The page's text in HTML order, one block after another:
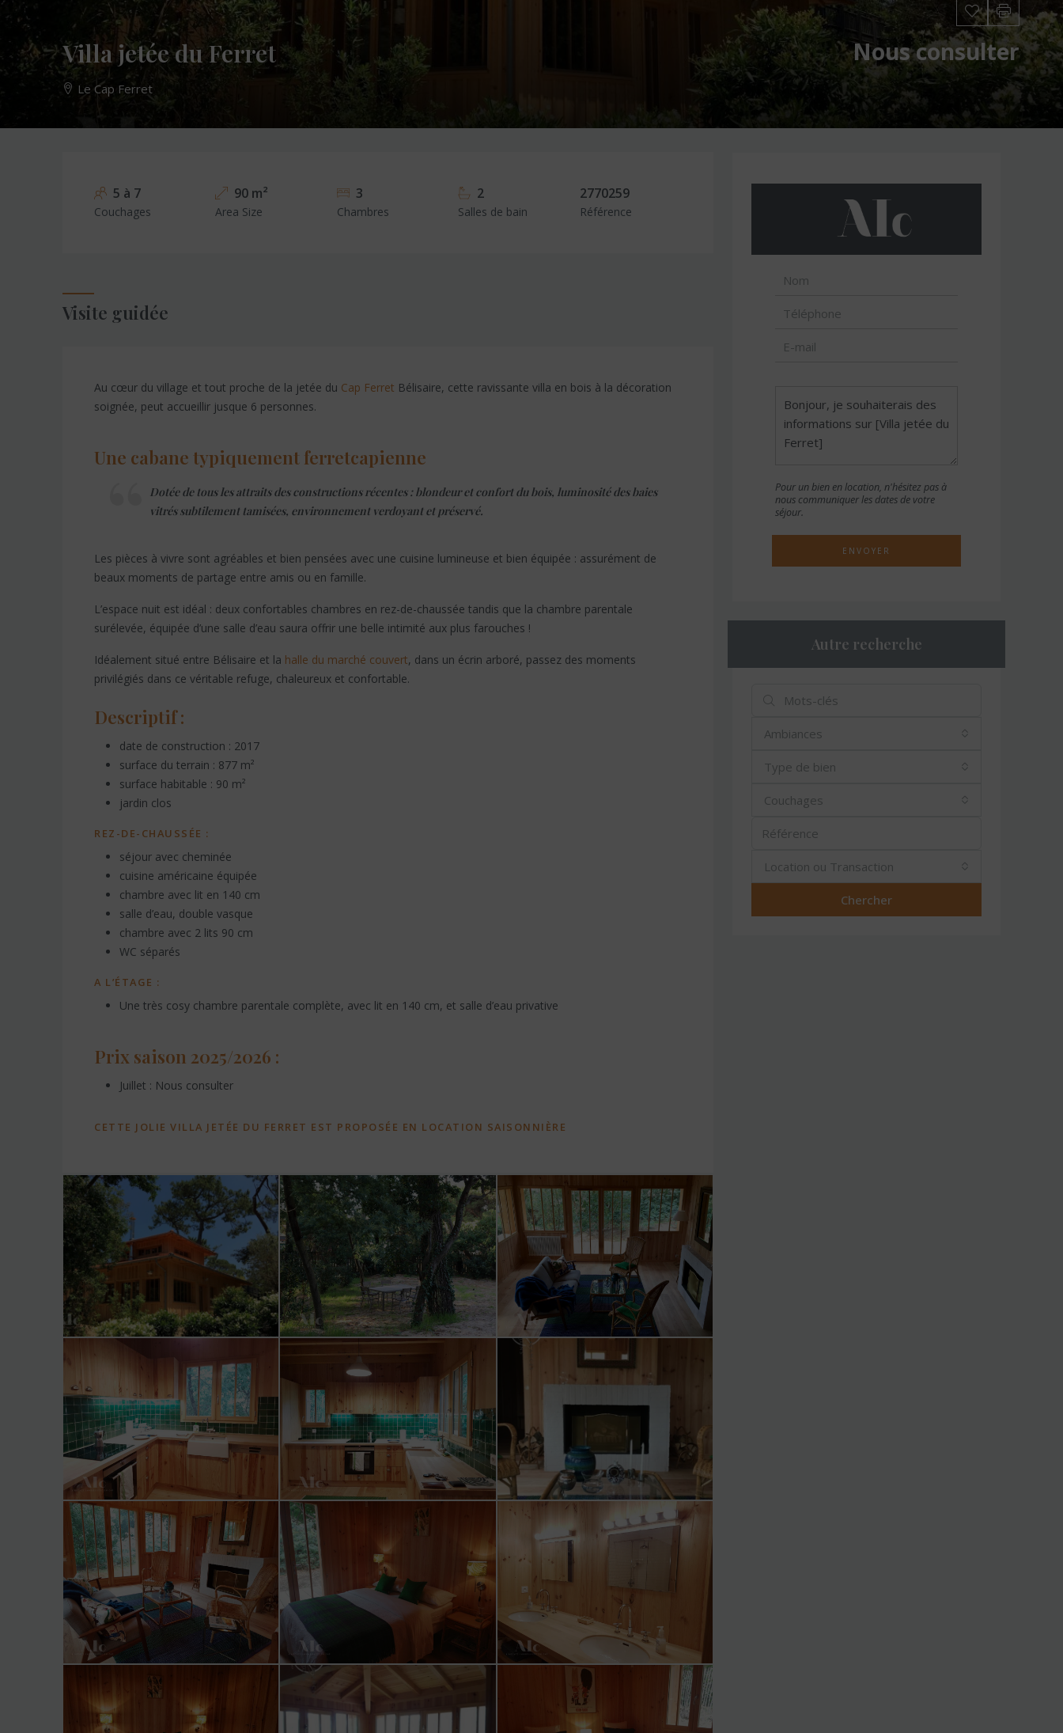
Villa jetée du Ferret
Le Cap Ferret
Nous consulter
5 à 7
Couchages
90 m²
Area Size
3
Chambres
2
Salles de bain
2770259
Référence
Visite guidée
Au cœur du village et tout proche de la jetée du Cap Ferret Bélisaire, cette ravissante villa en bois à la décoration
soignée, peut accueillir jusque 6 personnes.
Une cabane typiquement ferretcapienne
Dotée de tous les attraits des constructions récentes : blondeur et confort du bois, luminosité des baies
vitrés subtilement tamisées, environnement verdoyant et préservé.
Les pièces à vivre sont agréables et bien pensées avec une cuisine lumineuse et bien équipée : assurément de
beaux moments de partage entre amis ou en famille.
L’espace nuit est idéal : deux confortables chambres en rez-de-chaussée tandis que la chambre parentale
surélevée, équipée d’une salle d’eau saura offrir une belle intimité aux plus farouches !
Idéalement situé entre Bélisaire et la halle du marché couvert, dans un écrin arboré, passez des moments
privilégiés dans ce véritable refuge, chaleureux et confortable.
Descriptif :
date de construction : 2017
surface du terrain : 877 m²
surface habitable : 90 m²
jardin clos
REZ-DE-CHAUSSÉE :
séjour avec cheminée
cuisine américaine équipée
chambre avec lit en 140 cm
salle d’eau, double vasque
chambre avec 2 lits 90 cm
WC séparés
A L’ÉTAGE :
Une très cosy chambre parentale complète, avec lit en 140 cm, et salle d’eau privative
Prix saison 2025/2026 :
Juillet : Nous consulter
CETTE JOLIE VILLA JETÉE DU FERRET EST PROPOSÉE EN LOCATION SAISONNIÈRE
Pour un bien en location, n'hésitez pas à
nous communiquer les dates de votre
séjour.
ENVOYER
Autre recherche
Ambiances
Type de bien
Couchages
Location ou Transaction
Chercher